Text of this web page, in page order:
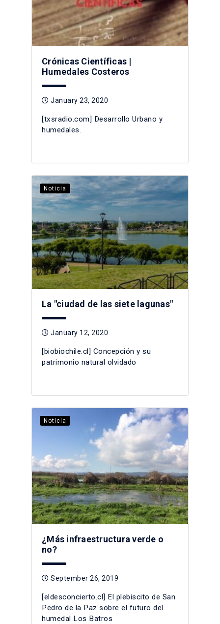
Crónicas Científicas |
Humedales Costeros
January 23, 2020
[txsradio.com] Desarrollo Urbano y
humedales.
Noticia
La "ciudad de las siete lagunas"
January 12, 2020
[biobiochile.cl] Concepción y su
patrimonio natural olvidado
Noticia
¿Más infraestructura verde o
no?
September 26, 2019
[eldesconcierto.cl] El plebiscito de San
Pedro de la Paz sobre el futuro del
humedal Los Batros